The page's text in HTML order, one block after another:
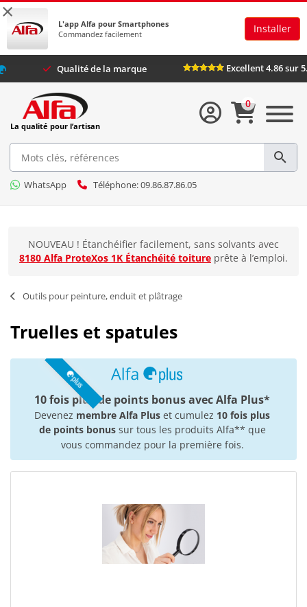
×
L'app Alfa pour Smartphones
Commandez facilement
Installer
Alfa Plus Qualité de la marque
La qualité pour l’artisan
WhatsApp Téléphone: 09.86.87.86.05
0
NOUVEAU ! Étanchéifier facilement, sans solvants avec
8180 Alfa ProteXos 1K Étanchéité toiture prête à l’emploi.
Outils pour peinture, enduit et plâtrage
Truelles et spatules
10 fois plus de points bonus avec Alfa Plus*
Devenez membre Alfa Plus et cumulez 10 fois plus
de points bonussur tous les produits Alfa** que
vous commandez pour la première fois.